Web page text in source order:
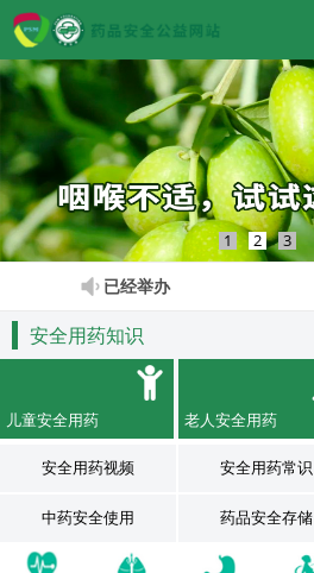
1 2 3
已经举办
安全用药知识
儿童安全用药 老人安全用药
安全用药视频 安全用药常识
中药安全使用 药品安全存储